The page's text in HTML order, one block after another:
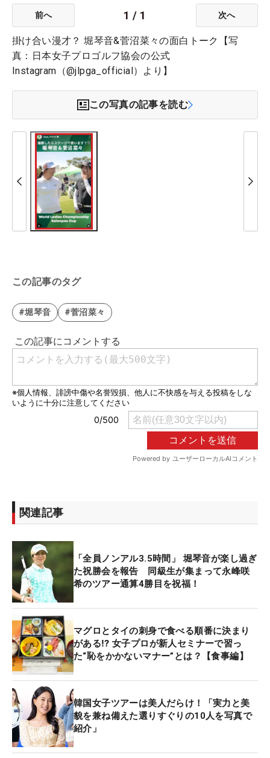
前へ 1 / 1 次へ
掛け合い漫才？ 堀琴音&菅沼菜々の面白トーク【写
真：日本女子プロゴルフ協会の公式
Instagram（@jlpga_official）より】
この写真の記事を読む
この記事のタグ
#堀琴音 #菅沼菜々
関連記事
「全員ノンアル3.5時間」 堀琴音が楽し過ぎ
た祝勝会を報告 同級生が集まって永峰咲
希のツアー通算4勝目を祝福！
マグロとタイの刺身で食べる順番に決まり
がある⁉ 女子プロが新人セミナーで習っ
た“恥をかかないマナー”とは？【食事編】
韓国女子ツアーは美人だらけ！「実力と美
貌を兼ね備えた選りすぐりの10人を写真で
紹介」